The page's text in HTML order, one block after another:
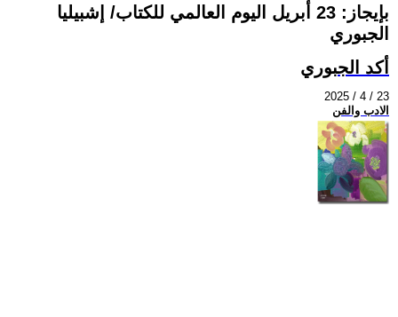
بإيجاز: 23 أبريل اليوم العالمي للكتاب/ إشبيليا
الجبوري
أكد الجبوري
2025 / 4 / 23
الادب والفن